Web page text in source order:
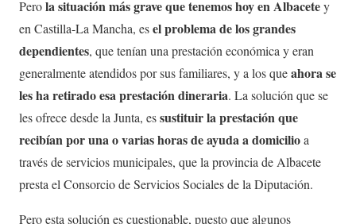
Perola situación más grave que tenemos hoy en Albacetey
en Castilla-La Mancha, esel problema de los grandes
dependientes, que tenían una prestación económica y eran
generalmente atendidos por sus familiares, y a los queahora se
les ha retirado esa prestación dineraria. La solución que se
les ofrece desde la Junta, essustituir la prestación que
recibían por una o varias horas de ayuda a domicilioa
través de servicios municipales, que la provincia de Albacete
presta el Consorcio de Servicios Sociales de la Diputación.
Pero esta solución es cuestionable, puesto que algunos